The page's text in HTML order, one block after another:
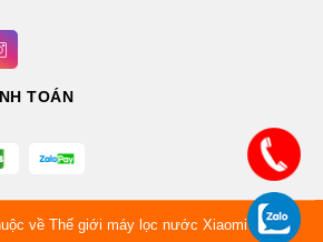
TOÁN
về Thế giới máy lọc nước Xiaomi